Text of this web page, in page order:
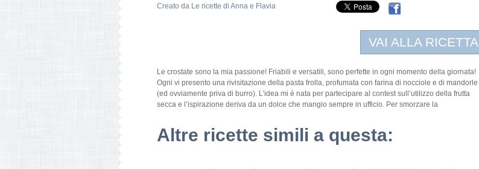
Creato da Le ricette di Anna e Flavia
VAI ALLA RICETTA
Le crostate sono la mia passione! Friabili e versatili, sono perfette in ogni momento della giornata!
Ogni vi presento una rivisitazione della pasta frolla, profumata con farina di nocciole e di mandorle
(ed ovviamente priva di burro). L’idea mi è nata per partecipare al contest sull’utilizzo della frutta
secca e l’ispirazione deriva da un dolce che mangio sempre in ufficio. Per smorzare la
Altre ricette simili a questa: